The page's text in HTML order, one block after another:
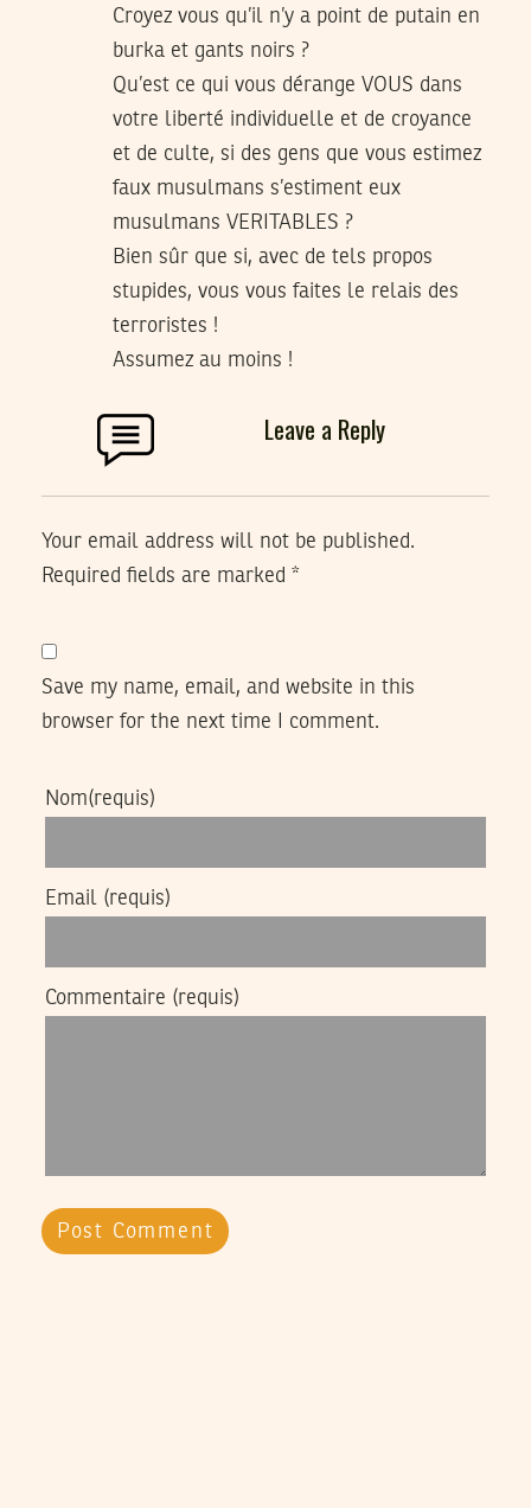
Croyez vous qu’il n’y a point de putain en
burka et gants noirs ?
Qu’est ce qui vous dérange VOUS dans
votre liberté individuelle et de croyance
et de culte, si des gens que vous estimez
faux musulmans s’estiment eux
musulmans VERITABLES ?
Bien sûr que si, avec de tels propos
stupides, vous vous faites le relais des
terroristes !
Assumez au moins !
Leave a Reply
Your email address will not be published.
Required fields are marked *
Save my name, email, and website in this
browser for the next time I comment.
Nom(requis)
Email (requis)
Commentaire (requis)